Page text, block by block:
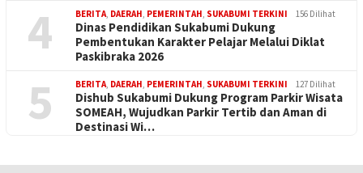
4 BERITA, DAERAH, PEMERINTAH, SUKABUMI TERKINI 156 Dilihat
Dinas Pendidikan Sukabumi Dukung
Pembentukan Karakter Pelajar Melalui Diklat
Paskibraka 2026
5 BERITA, DAERAH, PEMERINTAH, SUKABUMI TERKINI 127 Dilihat
Dishub Sukabumi Dukung Program Parkir Wisata
SOMEAH, Wujudkan Parkir Tertib dan Aman di
Destinasi Wi…